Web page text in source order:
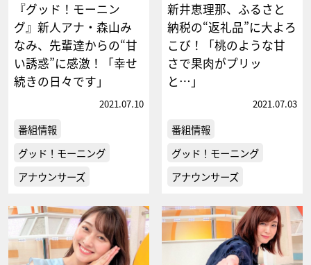
『グッド！モーニン
グ』新人アナ・森山み
なみ、先輩達からの“甘
い誘惑”に感激！「幸せ
続きの日々です」
2021.07.10
番組情報
グッド！モーニング
アナウンサーズ
新井恵理那、ふるさと
納税の“返礼品”に大よろ
こび！「桃のような甘
さで果肉がプリッ
と…」
2021.07.03
番組情報
グッド！モーニング
アナウンサーズ